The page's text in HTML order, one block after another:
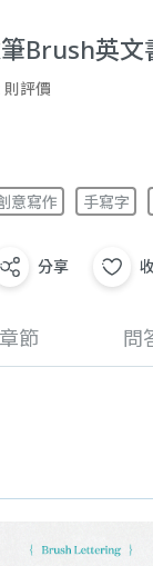
Brush英文
則評價
意寫作 手寫字
分享
章節 問